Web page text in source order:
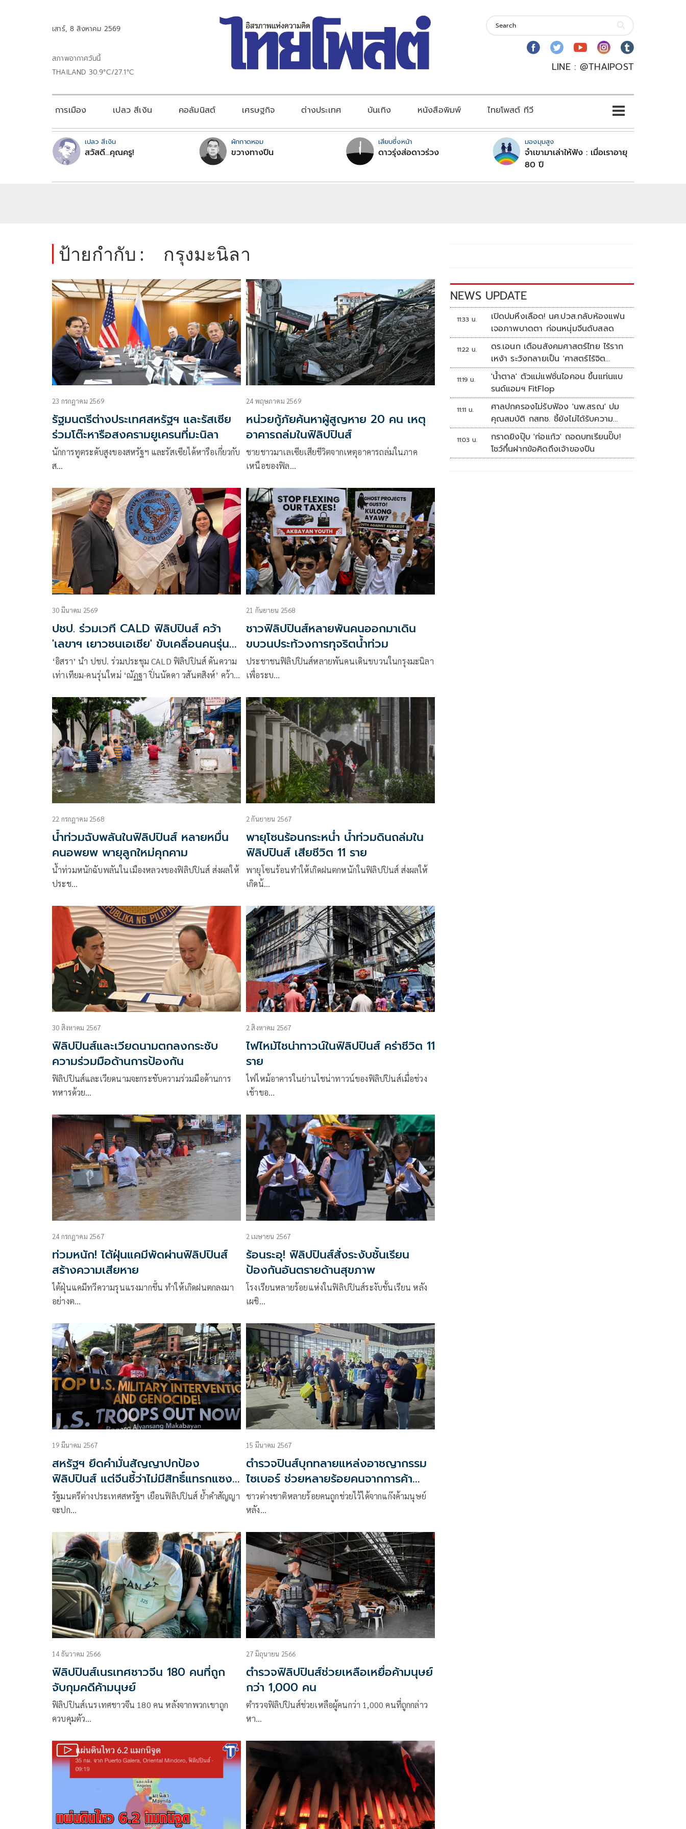
เสาร์, 8 สิงหาคม 2569
สภาพอากาศวันนี้
THAILAND 30.9°C/27.1°C
LINE : @THAIPOST
การเมือง เปลว สีเงิน คอลัมนิสต์ เศรษฐกิจ ต่างประเทศ บันเทิง หนังสือพิมพ์ ไทยโพสต์ ทีวี
เปลว สีเงิน
สวัสดี...คุณครู!
ผักกาดหอม
ขวางทางปืน
เสียบซึ่งหน้า
ดาวรุ่งส่อดาวร่วง
มองมุมสูง
จำเขามาเล่าให้ฟัง : เมื่อเราอายุ
80 ปี
ป้ายกำกับ : กรุงมะนิลา
23 กรกฎาคม 2569
รัฐมนตรีต่างประเทศสหรัฐฯ และรัสเซีย
ร่วมโต๊ะหารือสงครามยูเครนที่มะนิลา
นักการทูตระดับสูงของสหรัฐฯ และรัสเซียได้หารือเกี่ยวกับ
ส…
24 พฤษภาคม 2569
หน่วยกู้ภัยค้นหาผู้สูญหาย 20 คน เหตุ
อาคารถล่มในฟิลิปปินส์
ชายชาวมาเลเซียเสียชีวิตจากเหตุอาคารถล่มในภาค
เหนือของฟิล…
30 มีนาคม 2569
ปชป. ร่วมเวที CALD ฟิลิปปินส์ คว้า
'เลขาฯ เยาวชนเอเชีย' ขับเคลื่อนคนรุ่น
ใหม่
‘อิสรา’ นำ ปชป. ร่วมประชุม CALD ฟิลิปปินส์ ดันความ
เท่าเทียม-คนรุ่นใหม่ ‘ณัฏฐา ปิ่นนัดดา วสันตสิงห์’ คว้า
21 กันยายน 2568
ชาวฟิลิปปินส์หลายพันคนออกมาเดิน
ขบวนประท้วงการทุจริตน้ำท่วม
ประชาชนฟิลิปปินส์หลายพันคนเดินขบวนในกรุงมะนิลา
เพื่อระบ…
22 กรกฎาคม 2568
น้ำท่วมฉับพลันในฟิลิปปินส์ หลายหมื่น
คนอพยพ พายุลูกใหม่คุกคาม
น้ำท่วมหนักฉับพลันในเมืองหลวงของฟิลิปปินส์ ส่งผลให้
ประช…
2 กันยายน 2567
พายุโซนร้อนกระหน่ำ น้ำท่วมดินถล่มใน
ฟิลิปปินส์ เสียชีวิต 11 ราย
พายุโซนร้อนทำให้เกิดฝนตกหนักในฟิลิปปินส์ ส่งผลให้
เกิดน้…
30 สิงหาคม 2567
ฟิลิปปินส์และเวียดนามตกลงกระชับ
ความร่วมมือด้านการป้องกัน
ฟิลิปปินส์และเวียดนามจะกระชับความร่วมมือด้านการ
ทหารด้วย…
2 สิงหาคม 2567
ไฟไหม้ไชน่าทาวน์ในฟิลิปปินส์ คร่าชีวิต 11
ราย
ไฟไหม้อาคารในย่านไชน่าทาวน์ของฟิลิปปินส์เมื่อช่วง
เช้าขอ…
24 กรกฎาคม 2567
ท่วมหนัก! ไต้ฝุ่นแคมีพัดผ่านฟิลิปปินส์
สร้างความเสียหาย
ไต้ฝุ่นแคมีทวีความรุนแรงมากขึ้น ทำให้เกิดฝนตกลงมา
อย่างต…
2 เมษายน 2567
ร้อนระอุ! ฟิลิปปินส์สั่งระงับชั้นเรียน
ป้องกันอันตรายด้านสุขภาพ
โรงเรียนหลายร้อยแห่งในฟิลิปปินส์ระงับชั้นเรียน หลัง
เผชิ…
19 มีนาคม 2567
สหรัฐฯ ยึดคำมั่นสัญญาปกป้อง
ฟิลิปปินส์ แต่จีนชี้ว่าไม่มีสิทธิ์แทรกแซง
ภูมิภาค
รัฐมนตรีต่างประเทศสหรัฐฯ เยือนฟิลิปปินส์ ย้ำคำสัญญา
จะปก…
15 มีนาคม 2567
ตำรวจปินส์บุกทลายแหล่งอาชญากรรม
ไซเบอร์ ช่วยหลายร้อยคนจากการค้า
มนุษย์
ชาวต่างชาติหลายร้อยคนถูกช่วยไว้ได้จากแก๊งค้ามนุษย์
หลัง…
14 ธันวาคม 2566
ฟิลิปปินส์เนรเทศชาวจีน 180 คนที่ถูก
จับกุมคดีค้ามนุษย์
ฟิลิปปินส์เนรเทศชาวจีน 180 คน หลังจากพวกเขาถูก
ควบคุมตัว…
27 มิถุนายน 2566
ตำรวจฟิลิปปินส์ช่วยเหลือเหยื่อค้ามนุษย์
กว่า 1,000 คน
ตำรวจฟิลิปปินส์ช่วยเหลือผู้คนกว่า 1,000 คนที่ถูกกล่าว
หา…
NEWS UPDATE
11:33 น.
เปิดปมหึงเลือด! นศ.ปวส.กลับห้องแฟน
เจอภาพบาดตา ก่อนหนุ่มจีนดับสลด
11:22 น.
ดร.เอนก เตือนสังคมศาสตร์ไทย ไร้ราก
เหง้า ระวังกลายเป็น 'ศาสตร์ไร้จิต
วิญญาณ'
11:19 น.
'น้ำตาล' ตัวแม่แฟชั่นไอคอน ขึ้นแท่นแบ
รนด์แอมฯ FitFlop
11:11 น.
ศาลปกครองไม่รับฟ้อง 'นพ.สรณ' ปม
คุณสมบัติ กสทช. ชี้ยังไม่ได้รับความ
เดือดร้อนเสียหาย
11:03 น.
กราดยิงปุ๊บ 'ก่อแก้ว' ถอดบทเรียนปั๊บ!
โชว์กึ๋นฝากข้อคิดถึงเจ้าของปืน